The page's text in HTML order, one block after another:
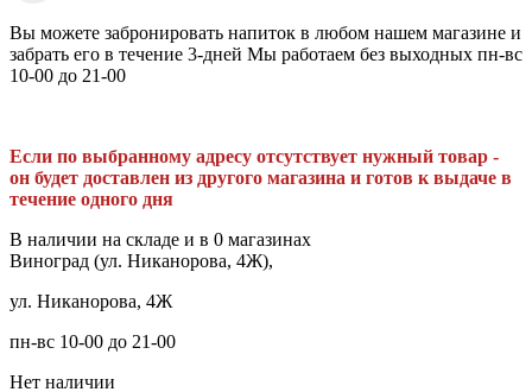
Вы можете забронировать напиток в любом нашем магазине и
забрать его в течение 3-дней Мы работаем без выходных пн-вс
10-00 до 21-00
Если по выбранному адресу отсутствует нужный товар -
он будет доставлен из другого магазина и готов к выдаче в
течение одного дня
В наличии на складе и в 0 магазинах
Виноград (ул. Никанорова, 4Ж),
ул. Никанорова, 4Ж
пн-вс 10-00 до 21-00
Нет наличии